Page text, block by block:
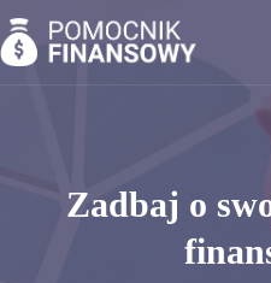
do
treści
Zadbaj o